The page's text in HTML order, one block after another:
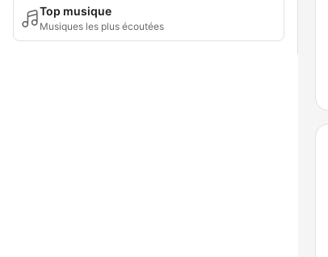
Top musique
Musiques les plus écoutées